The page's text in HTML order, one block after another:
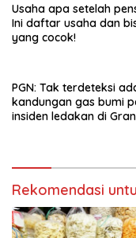
Usaha apa setelah
Ini daftar usaha dan
yang cocok!
PGN: Tak terdeteksi
kandungan gas bumi
insiden ledakan di
Rekomendasi